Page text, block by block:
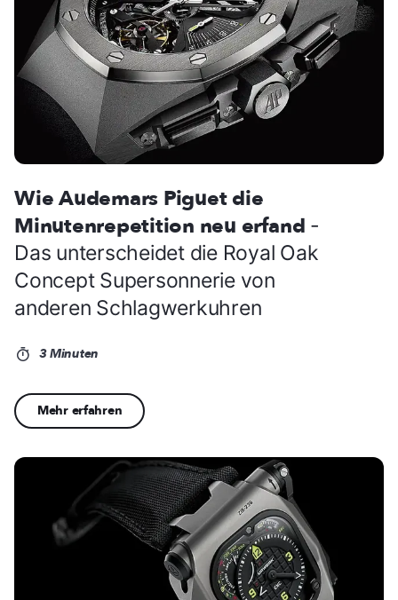
Wie Audemars Piguet die
Minutenrepetition neu erfand -
Das unterscheidet die Royal Oak
Concept Supersonnerie von
anderen Schlagwerkuhren
3 Minuten
Mehr erfahren